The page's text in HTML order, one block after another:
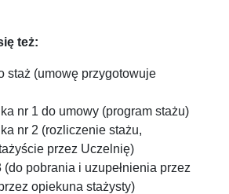
też:
staż (umowę przygotowuje
nr 1 do umowy (program stażu)
nr 2 (rozliczenie stażu,
przez Uczelnię)
(do pobrania i uzupełnienia przez
opiekuna stażysty)